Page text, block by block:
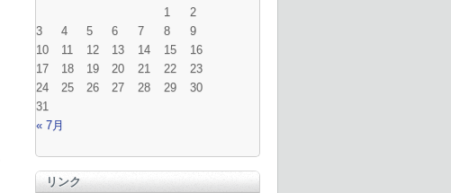
« 7月
1
2
3
4 5 6 7 8
9
10
11 12 13 14 15
16
17
18 19 20 21 22
23
24
25 26 27 28 29
30
31
リンク